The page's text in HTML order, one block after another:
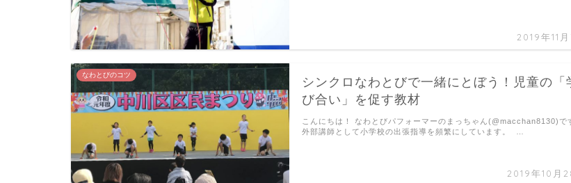
2019年11
なわとびのコツ
シンクロなわとびで一緒にとぼう！児童の「
び合い」を促す教材
2019年10月
こんにちは！ なわとびパフォーマーのまっちゃん(@macchan8130)で
外部講師として小学校の出張指導を頻繁にしています。 …